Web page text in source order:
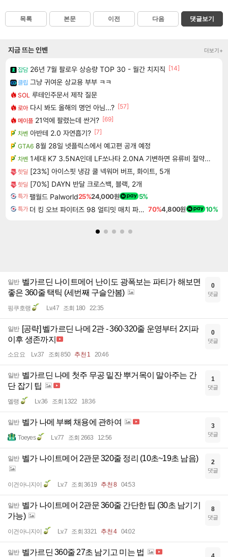
목록 본문 이전 다음 댓글보기
지금 뜨는 인벤 더보기+
잡담 26년 7월 팔로우 상승량 TOP 30 - 월간 치지직 [14]
클립 그냥 귀여운 상교용 부부 ㅋㅋ
SOL 루테인주문서 제작 질문
로아 다시 봐도 올해의 명언 아님...? [57]
메이플 21억에 팔렸는데 싼거? [69]
차벤 아반테 2.0 자연흡기? [7]
GTA6 8월 28일 넷플릭스에서 예고편 공개 예정
차벤 1세대 K7 3.5NA인데 LF쏘나타 2.0NA 기변하면 유류비 절약이 얼마나 될까요..?
핫딜 [23%] 아이스핏 냉감 쿨 넥워머 버프, 화이트, 5개
핫딜 [70%] DAYN 반달 크로스백, 블랙, 2개
특가 팰월드 Palworld25%24,000원 5%
특가 더 킹 오브 파이터즈 98 얼티밋 매치 파이널 에디션 THE KING OF FIGHTERS 98 ULTIMATE MATCH FINAL EDITION 70%4,800원 10%
일반 벨가르딘 나이트메어 난이도 광폭보는 파티가 해보면
좋은 360줄 택틱 (세번째 구슬안봄)
핑쿠호랭 Lv.47 조회 180 22:35
0
댓글
일반 [공략] 벨가르딘 나메 2관 - 360·320줄 운영부터 2지파
이후 생존까지
소요요 Lv.37 조회 850 추천 1 20:46
0
댓글
일반 벨가르딘 나메 첫주 무공 밑잔 뿌거목이 말아주는 간
단 잡기 팁
멜랭 Lv.36 조회 1322 18:36
1
댓글
일반 벨가 나메 부뼈 채용에 관하여
Toeyes Lv.77 조회 2663 12:56
3
댓글
일반 벨가 나이트메어 2관문 320줄 정리 (10초~19초 남음)
이건아니지이 Lv.7 조회 3619 추천 8 04:53
2
댓글
일반 벨가 나이트메어 2관문 360줄 간단한 팁 (30초 남기기
가능)
이건아니지이 Lv.7 조회 3321 추천 4 04:02
8
댓글
일반 벨가르딘 360줄 27초 남기고 미는 법